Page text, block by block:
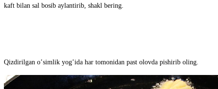
kaft bilan sal bosib aylantirib, shakl bering.
Qizdirilgan oʼsimlik yogʼida har tomonidan past olovda pishirib oling.